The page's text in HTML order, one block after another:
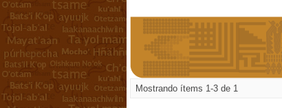
Mostrando ítems 1-3 de 1